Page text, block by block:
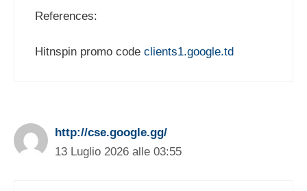
References:
Hitnspin promo code clients1.google.td
http://cse.google.gg/
13 Luglio 2026 alle 03:55